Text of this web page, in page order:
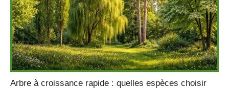
Arbre à croissance rapide : quelles espèces choisir